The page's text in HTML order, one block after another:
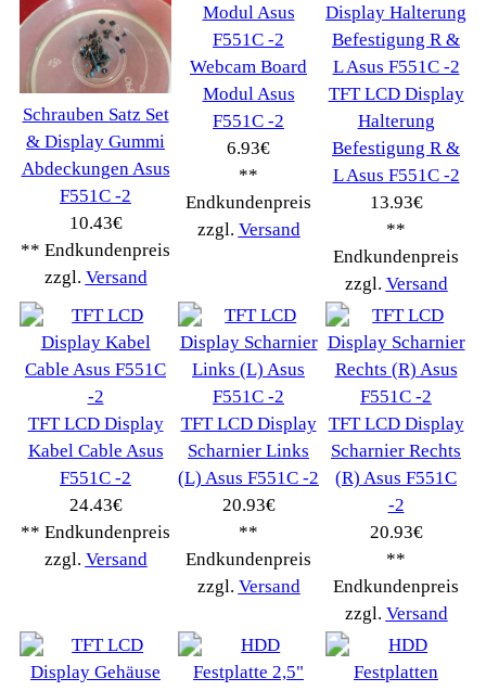
Elektroartikel->(5309)
PC Computer->(2543)
Handy Telefon(1053)
Modellbau(593)
Fahrrad(76)
Autoteile->(161)
Wir akzeptieren
Informationen
Liefer- & Versandkosten
Datenschutzerklärung
Unsere AGBs
Widerrufsrecht
RMA & Service
Winpoints
Kunden Werben
Mediadaten
Bewerbungen
Affiliates
Login